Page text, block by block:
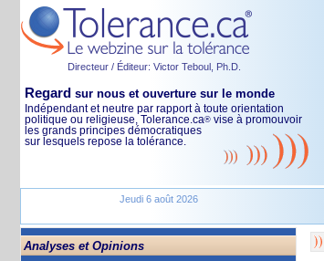
Directeur / Éditeur: Victor Teboul, Ph.D.
Regard sur nous et ouverture sur le monde
Indépendant et neutre par rapport à toute orientation
politique ou religieuse, Tolerance.ca® vise à promouvoir
les grands principes démocratiques
sur lesquels repose la tolérance.
Jeudi 6 août 2026
Analyses et Opinions